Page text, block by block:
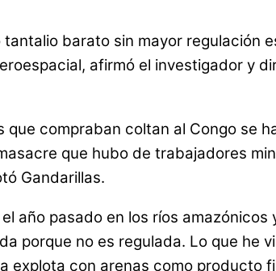
barato sin mayor
afirmó el investigador y
que compraban coltan al Congo se
que hubo de trabajadores
Gandarillas.
año pasado en los ríos
porque no es regulada. Lo que he
explota con arenas como producto